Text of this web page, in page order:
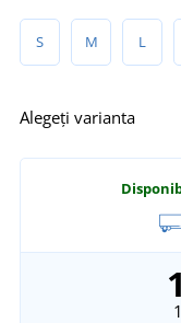
S M L
Alegeți varianta